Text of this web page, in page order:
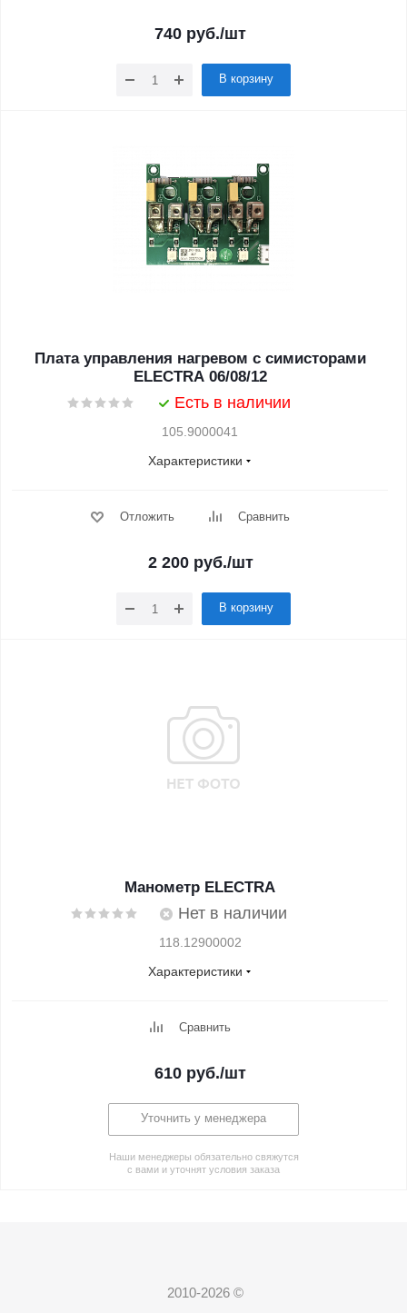
740 руб./шт
В корзину
Плата управления нагревом с симисторами
ELECTRA 06/08/12
Есть в наличии
105.9000041
Характеристики
Отложить Сравнить
2 200руб./шт
В корзину
Манометр ELECTRA
Нет в наличии
118.12900002
Характеристики
Сравнить
610 руб./шт
Уточнить у менеджера
Наши менеджеры обязательно свяжутся
с вами и уточнят условия заказа
2010-2026 ©